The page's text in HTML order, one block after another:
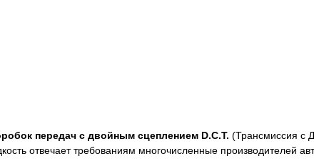
передач с двойным сцеплением D.C.T. (Трансмиссия с
отвечает требованиям многочисленные производителей